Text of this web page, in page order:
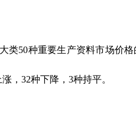
类50种重要生产资料市场价
， 32种下降， 3种持平。